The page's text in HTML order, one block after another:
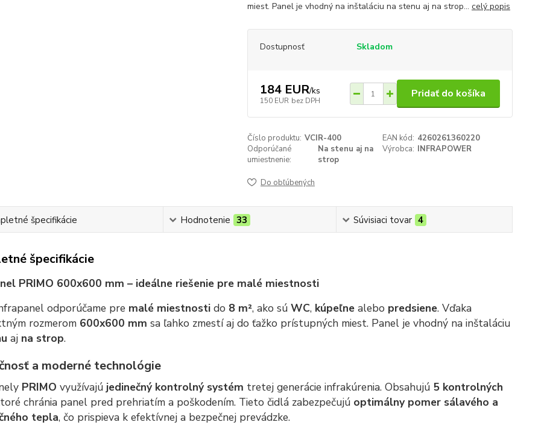
miest. Panel je vhodný na inštaláciu na stenu aj na strop... celý popis
Dostupnosť Skladom
184 EUR/ks
150 EUR bez DPH
Pridať do košíka
Číslo produktu: VCIR-400 EAN kód: 4260261360220
Odporúčané
umiestnenie:
Na stenu aj na
strop
Výrobca: INFRAPOWER
Do obľúbených
špecifikácie Hodnotenie 33 Súvisiaci tovar 4
špecifikácie
PRIMO 600x600 mm – ideálne riešenie pre malé miestnosti
odporúčame pre malé miestnostido 8 m², ako sú WC, kúpeľnealebo predsiene. Vďaka
rozmerom 600x600 mm sa ľahko zmestí aj do ťažko prístupných miest. Panel je vhodný na inštaláciu
aj na strop.
a moderné technológie
PRIMO využívajú jedinečný kontrolný systém tretej generácie infrakúrenia. Obsahujú 5 kontrolných
chránia panel pred prehriatím a poškodením. Tieto čidlá zabezpečujú optimálny pomer sálavého a
tepla, čo prispieva k efektívnej a bezpečnej prevádzke.